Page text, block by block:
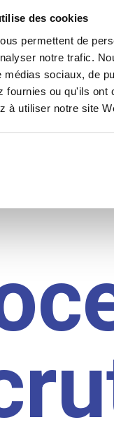
des cookies
permettent de
notre trafic.
médias sociaux, de
fournies ou qu'ils
à utiliser notre site
: